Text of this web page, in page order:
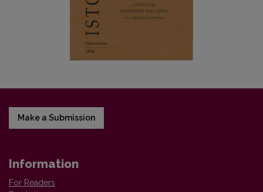
Make a Submission
Information
For Readers